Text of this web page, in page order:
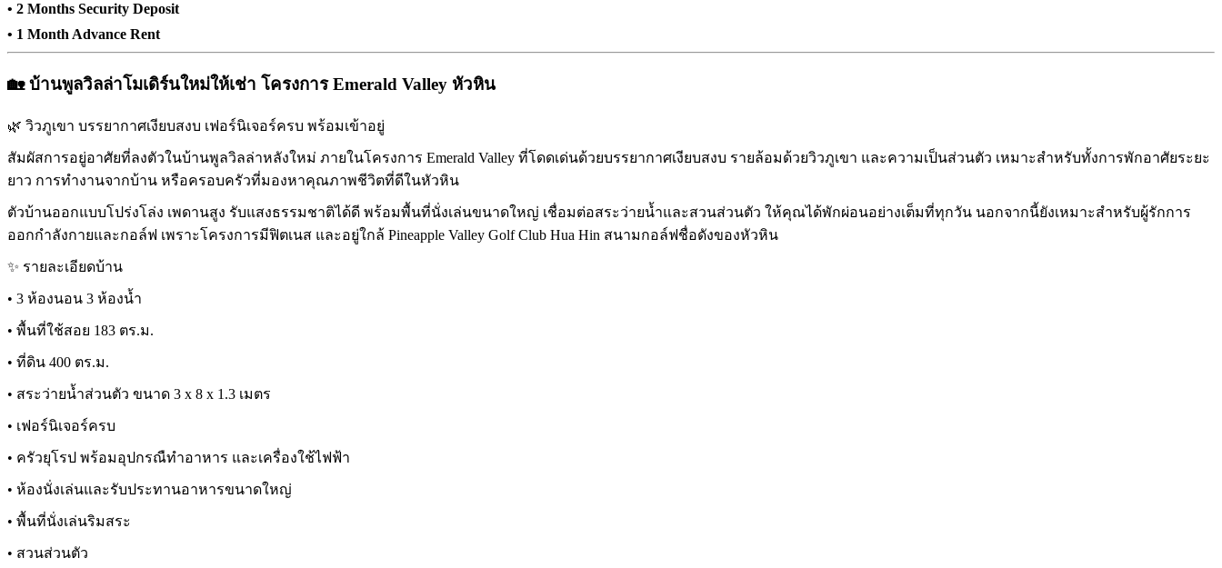
• 2 Months Security Deposit
• 1 Month Advance Rent
🏡 บ้านพูลวิลล่าโมเดิร์นใหม่ให้เช่า โครงการ Emerald Valley หัวหิน
🌿 วิวภูเขา บรรยากาศเงียบสงบ เฟอร์นิเจอร์ครบ พร้อมเข้าอยู่
สัมผัสการอยู่อาศัยที่ลงตัวในบ้านพูลวิลล่าหลังใหม่ ภายในโครงการ Emerald Valley ที่โดดเด่นด้วยบรรยากาศเงียบสงบ รายล้อมด้วยวิวภูเขา และความเป็นส่วนตัว เหมาะสำหรับทั้งการพักอาศัยระยะ
ยาว การทำงานจากบ้าน หรือครอบครัวที่มองหาคุณภาพชีวิตที่ดีในหัวหิน
ตัวบ้านออกแบบโปร่งโล่ง เพดานสูง รับแสงธรรมชาติได้ดี พร้อมพื้นที่นั่งเล่นขนาดใหญ่ เชื่อมต่อสระว่ายน้ำและสวนส่วนตัว ให้คุณได้พักผ่อนอย่างเต็มที่ทุกวัน นอกจากนี้ยังเหมาะสำหรับผู้รักการ
ออกกำลังกายและกอล์ฟ เพราะโครงการมีฟิตเนส และอยู่ใกล้ Pineapple Valley Golf Club Hua Hin สนามกอล์ฟชื่อดังของหัวหิน
✨ รายละเอียดบ้าน
• 3 ห้องนอน 3 ห้องน้ำ
• พื้นที่ใช้สอย 183 ตร.ม.
• ที่ดิน 400 ตร.ม.
• สระว่ายน้ำส่วนตัว ขนาด 3 x 8 x 1.3 เมตร
• เฟอร์นิเจอร์ครบ
• ครัวยุโรป พร้อมอุปกรณืทำอาหาร และเครื่องใช้ไฟฟ้า
• ห้องนั่งเล่นและรับประทานอาหารขนาดใหญ่
• พื้นที่นั่งเล่นริมสระ
• สวนส่วนตัว